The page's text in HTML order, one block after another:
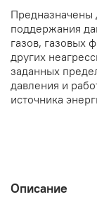
Предназначены
поддержания
газов, газовых
других
заданных
давления и
источника
Описание